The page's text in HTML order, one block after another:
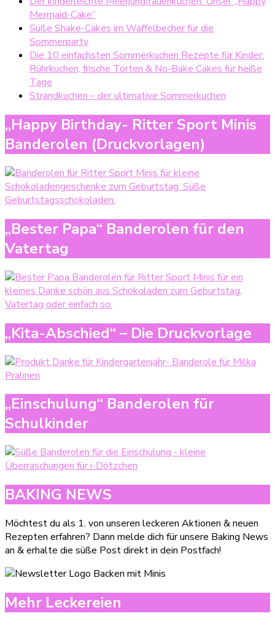
Mermaid-Cake“
Süße Shake-Cakes im Waffelbecher für die
Sommerparty
Die 10 einfachsten Sommerkuchen Rezepte für Kinder:
Rührkuchen, frische Torten & No-Bake Cakes für heiße
Tage
Strandkuchen – der ultimative Sommerkuchen
„Happy Birthday- Ritter Sport Minis
Banderolen (Druckvorlagen)
„Bester Papa“ Banderolen für den
Vatertag
„Kita-Abschied“ – Die Druckvorlage
„Einschulung“ Banderolen für
Schulkinder
BAKING NEWS
Möchtest du als 1. von unseren leckeren Aktionen & neuen
Rezepten erfahren? Dann melde dich für unsere Baking News
an & erhalte die süße Post direkt in dein Postfach!
Mehr Leckereien